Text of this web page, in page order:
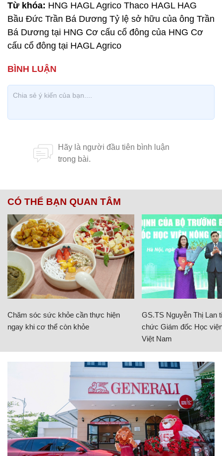
Từ khóa: HNG HAGL Agrico Thaco HAGL HAG
Bầu Đức Trần Bá Dương Tỷ lệ sở hữu của ông Trần
Bá Dương tại HNG Cơ cấu cổ đông của HNG Cơ
cấu cổ đông tại HAGL Agrico
CÓ THỂ BẠN QUAN TÂM
Chăm sóc sức khỏe cần thực hiện
ngay khi cơ thể còn khỏe
GS.TS Nguyễn Thị Lan
chức Giám đốc Học
Việt Nam